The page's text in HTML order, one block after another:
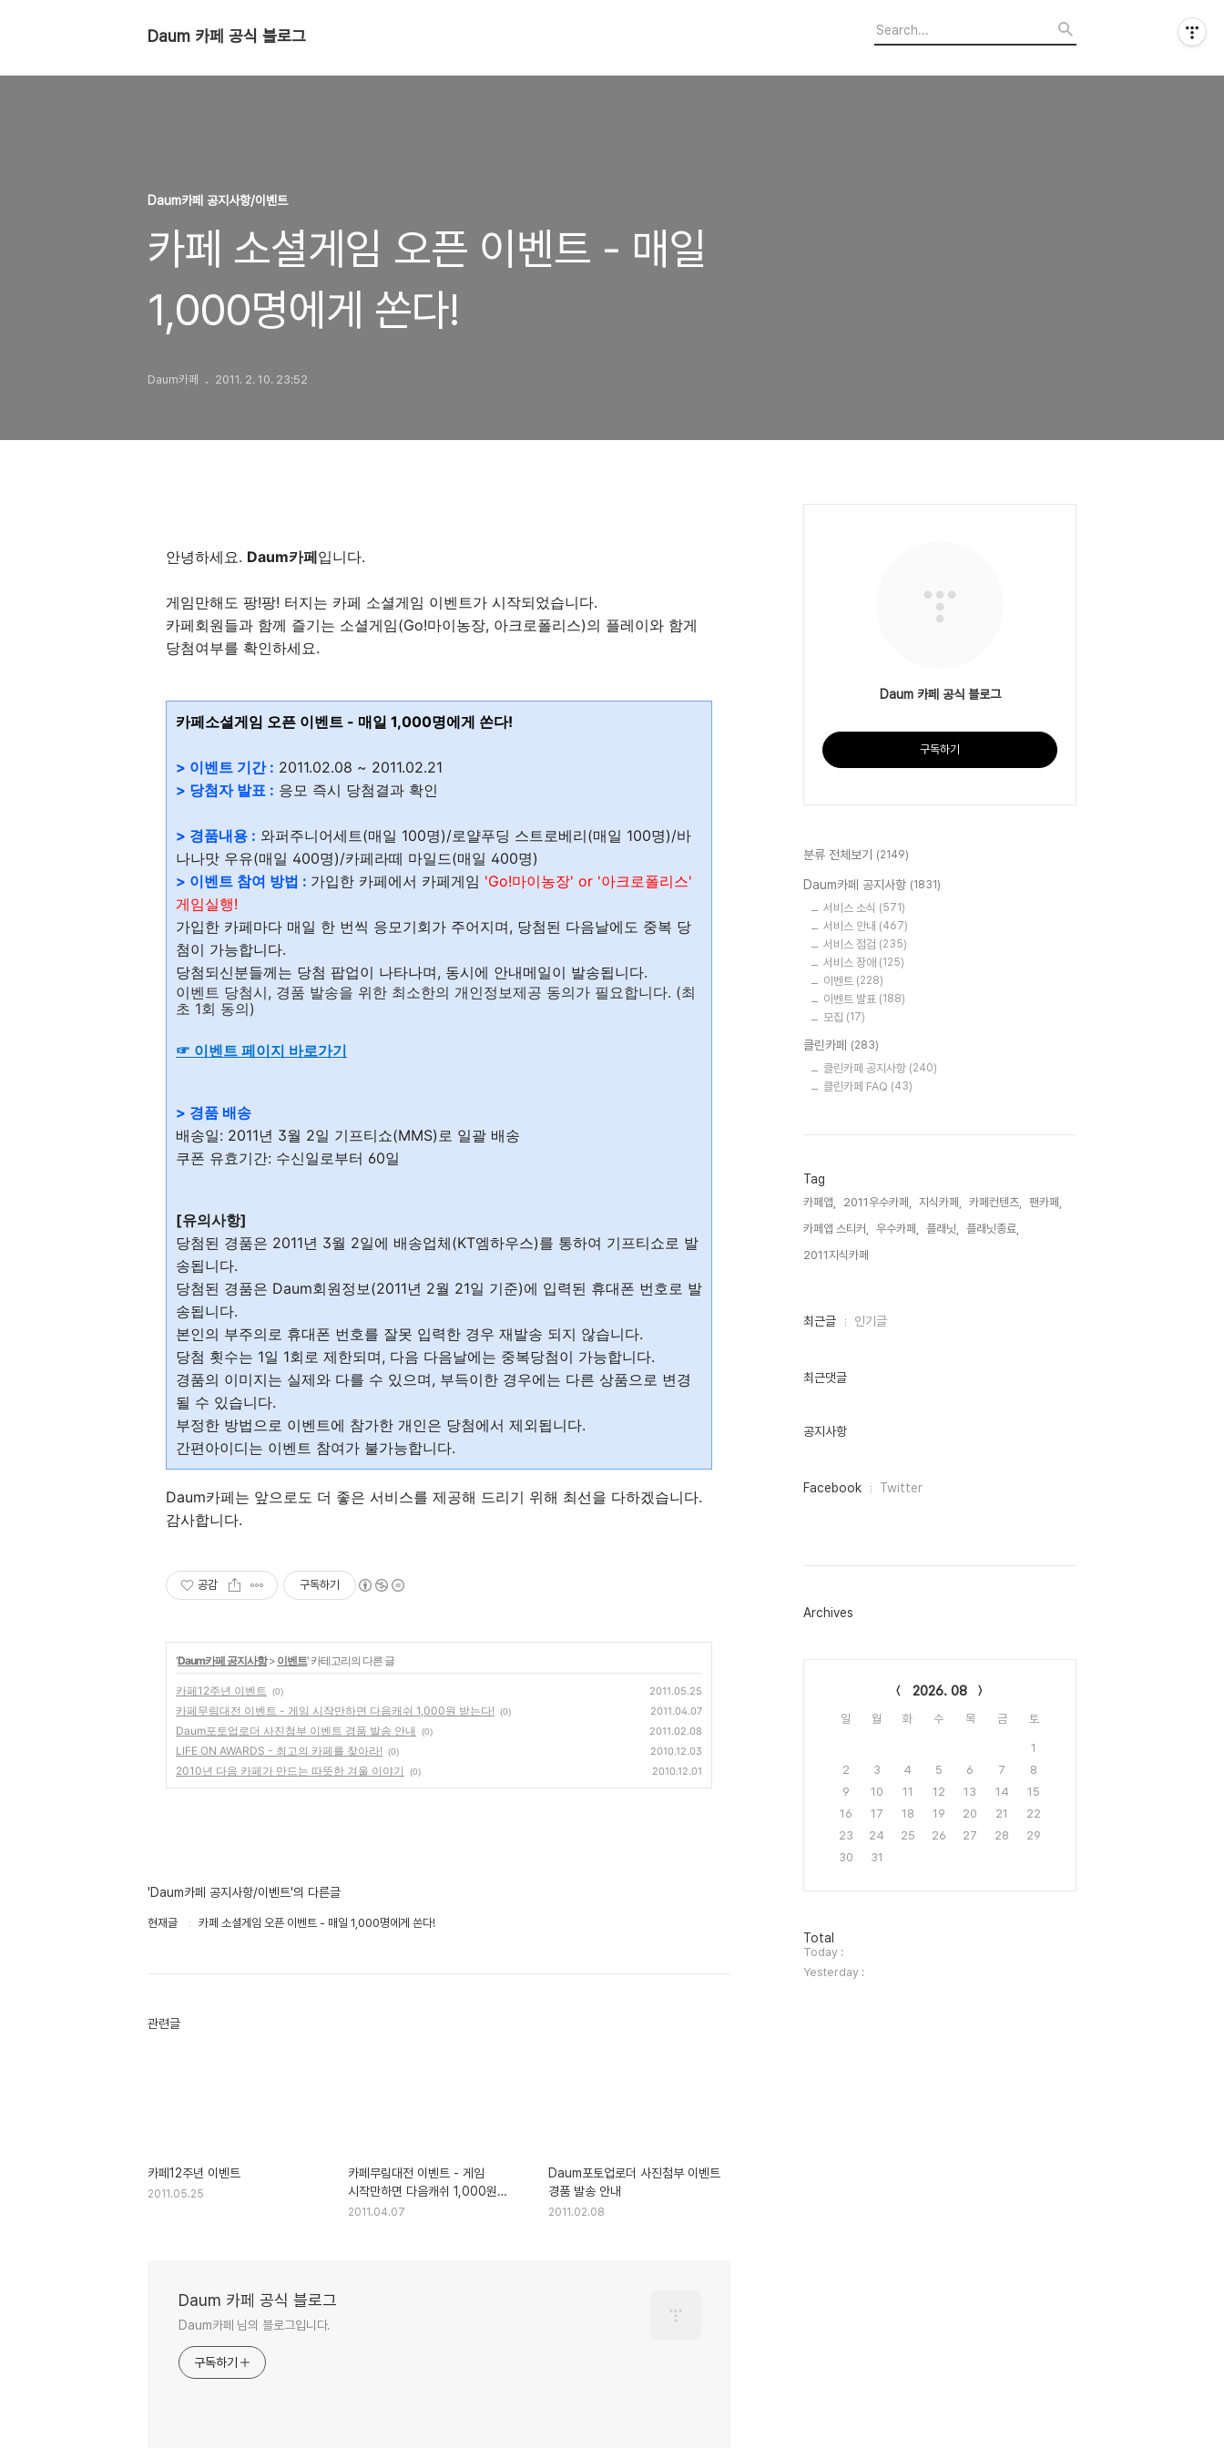
Daum 카페 공식 블로그
Daum카페 공지사항/이벤트
카페 소셜게임 오픈 이벤트 - 매일
1,000명에게 쏜다!
Daum카페 2011. 2. 10. 23:52
안녕하세요. Daum카페입니다.
게임만해도 팡!팡! 터지는 카페 소셜게임 이벤트가 시작되었습니다.
카페회원들과 함께 즐기는 소셜게임(Go!마이농장, 아크로폴리스)의 플레이와 함게
당첨여부를 확인하세요.
카페소셜게임 오픈 이벤트 - 매일 1,000명에게 쏜다!
> 이벤트 기간 : 2011.02.08 ~ 2011.02.21
> 당첨자 발표 : 응모 즉시 당첨결과 확인
> 경품내용 : 와퍼주니어세트(매일 100명)/로얄푸딩 스트로베리(매일 100명)/바
나나맛 우유(매일 400명)/카페라떼 마일드(매일 400명)
> 이벤트 참여 방법 : 가입한 카페에서 카페게임 'Go!마이농장' or '아크로폴리스'
게임실행!
가입한 카페마다 매일 한 번씩 응모기회가 주어지며, 당첨된 다음날에도 중복 당
첨이 가능합니다.
당첨되신분들께는 당첨 팝업이 나타나며, 동시에 안내메일이 발송됩니다.
이벤트 당첨시, 경품 발송을 위한 최소한의 개인정보제공 동의가 필요합니다. (최
초 1회 동의)
☞ 이벤트 페이지 바로가기
> 경품 배송
배송일: 2011년 3월 2일 기프티쇼(MMS)로 일괄 배송
쿠폰 유효기간: 수신일로부터 60일
[유의사항]
당첨된 경품은 2011년 3월 2일에 배송업체(KT엠하우스)를 통하여 기프티쇼로 발
송됩니다.
당첨된 경품은 Daum회원정보(2011년 2월 21일 기준)에 입력된 휴대폰 번호로 발
송됩니다.
본인의 부주의로 휴대폰 번호를 잘못 입력한 경우 재발송 되지 않습니다.
당첨 횟수는 1일 1회로 제한되며, 다음 다음날에는 중복당첨이 가능합니다.
경품의 이미지는 실제와 다를 수 있으며, 부득이한 경우에는 다른 상품으로 변경
될 수 있습니다.
부정한 방법으로 이벤트에 참가한 개인은 당첨에서 제외됩니다.
간편아이디는 이벤트 참여가 불가능합니다.
Daum카페는 앞으로도 더 좋은 서비스를 제공해 드리기 위해 최선을 다하겠습니다.
감사합니다.
공감 구독하기
'Daum카페 공지사항> 이벤트' 카테고리의 다른 글
카페12주년 이벤트 (0) 2011.05.25
카페무림대전 이벤트 - 게임 시작만하면 다음캐쉬 1,000원 받는다! (0) 2011.04.07
Daum포토업로더 사진첨부 이벤트 경품 발송 안내 (0) 2011.02.08
LIFE ON AWARDS - 최고의 카페를 찾아라! (0) 2010.12.03
2010년 다음 카페가 만드는 따뜻한 겨울 이야기 (0) 2010.12.01
'Daum카페 공지사항/이벤트'의 다른글
현재글 카페 소셜게임 오픈 이벤트 - 매일 1,000명에게 쏜다!
관련글
카페12주년 이벤트
2011.05.25
카페무림대전 이벤트 - 게임
시작만하면 다음캐쉬 1,000원
받는다!
2011.04.07
Daum포토업로더 사진첨부 이벤트
경품 발송 안내
2011.02.08
Daum 카페 공식 블로그
Daum카페 님의 블로그입니다.
구독하기
Daum 카페 공식 블로그
구독하기
분류 전체보기 (2149)
Daum카페 공지사항 (1831)
서비스 소식 (571)
서비스 안내 (467)
서비스 점검 (235)
서비스 장애 (125)
이벤트 (228)
이벤트 발표 (188)
모집 (17)
클린카페 (283)
클린카페 공지사항 (240)
클린카페 FAQ (43)
Tag
카페앱, 2011우수카페, 지식카페, 카페컨텐츠,
팬카페,
카페앱 스티커,
우수카페, 플래닛,
플래닛종료,
2011지식카페,
최
인
최근글 인기글
최근댓글
공지사항
페
그
Facebook Twitter
Archives
2026. 08
일 월 화 수 목 금 토
1
2
3 4 5 6 7
8
9
10 11 12 13 14
15
16
17 18 19 20 21
22
23
24 25 26 27 28
29
30
31
방
문
자
수
Total
Today :
Yesterday :